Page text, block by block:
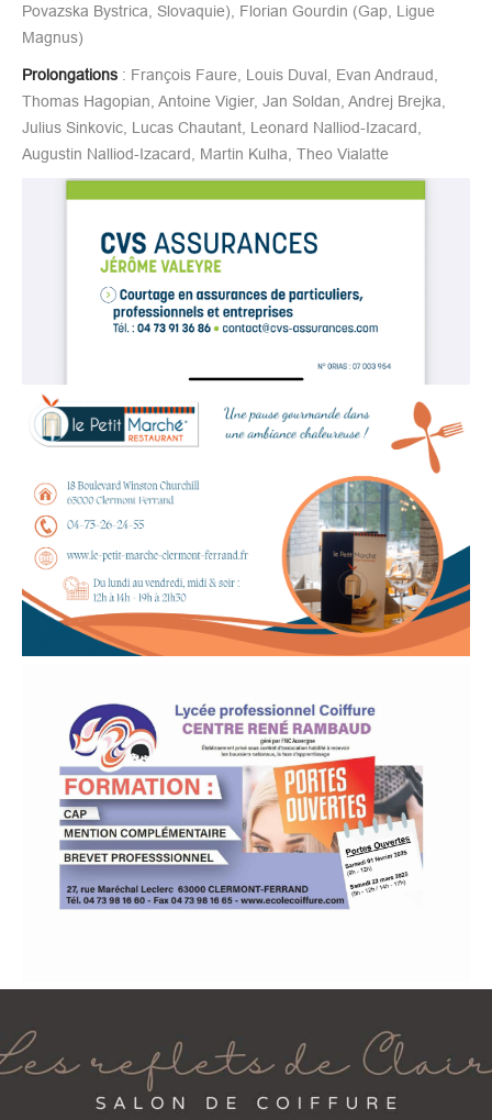
Povazska Bystrica, Slovaquie), Florian Gourdin (Gap, Ligue
Magnus)
Prolongations : François Faure, Louis Duval, Evan Andraud,
Thomas Hagopian, Antoine Vigier, Jan Soldan, Andrej Brejka,
Julius Sinkovic, Lucas Chautant, Leonard Nalliod-Izacard,
Augustin Nalliod-Izacard, Martin Kulha, Theo Vialatte